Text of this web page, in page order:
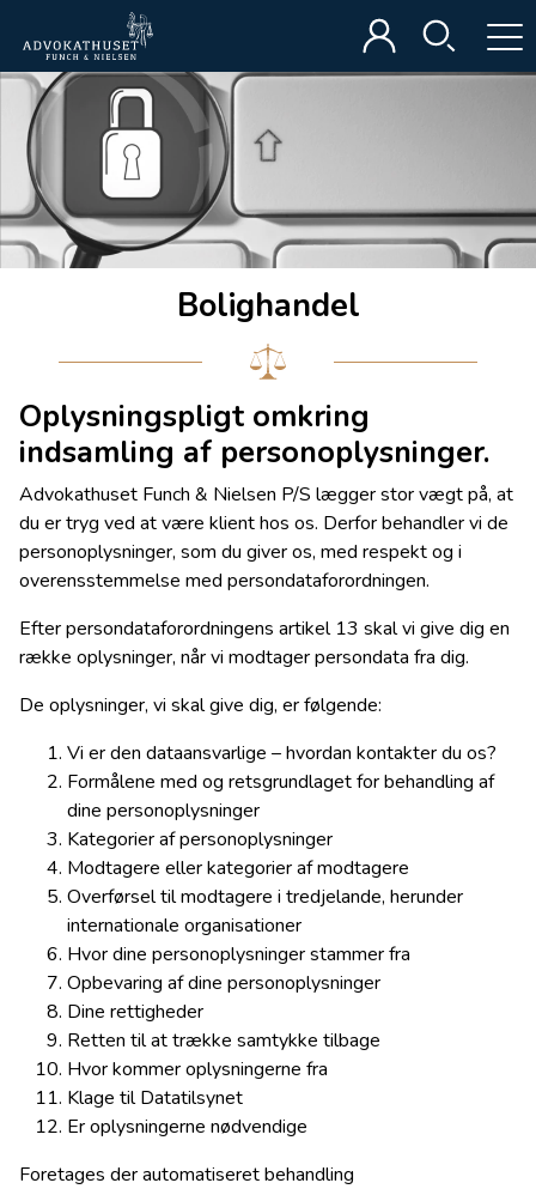
Bolighandel
Oplysningspligt omkring
indsamling af personoplysninger.
Advokathuset Funch & Nielsen P/S lægger stor vægt på, at
du er tryg ved at være klient hos os. Derfor behandler vi de
personoplysninger, som du giver os, med respekt og i
overensstemmelse med persondataforordningen.
Efter persondataforordningens artikel 13 skal vi give dig en
række oplysninger, når vi modtager persondata fra dig.
De oplysninger, vi skal give dig, er følgende:
Vi er den dataansvarlige – hvordan kontakter du os?
Formålene med og retsgrundlaget for behandling af
dine personoplysninger
Kategorier af personoplysninger
Modtagere eller kategorier af modtagere
Overførsel til modtagere i tredjelande, herunder
internationale organisationer
Hvor dine personoplysninger stammer fra
Opbevaring af dine personoplysninger
Dine rettigheder
Retten til at trække samtykke tilbage
Hvor kommer oplysningerne fra
Klage til Datatilsynet
Er oplysningerne nødvendige
Foretages der automatiseret behandling